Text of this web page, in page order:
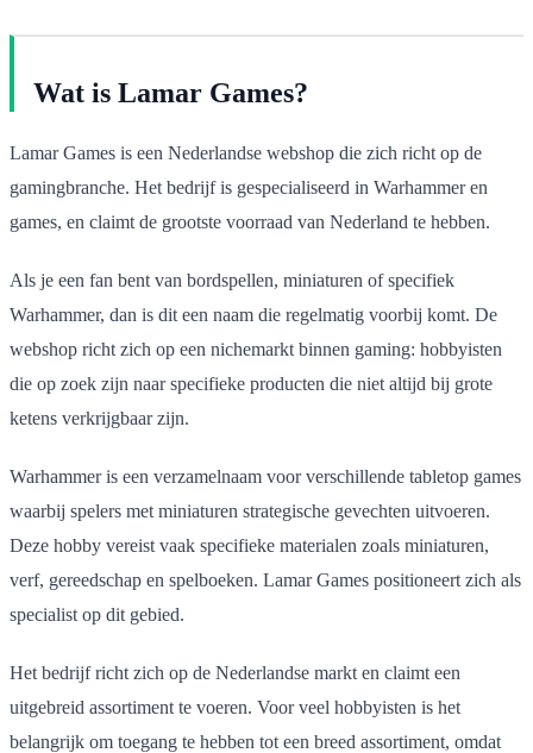
Wat is Lamar Games?
Lamar Games is een Nederlandse webshop die zich richt op de
gamingbranche. Het bedrijf is gespecialiseerd in Warhammer en
games, en claimt de grootste voorraad van Nederland te hebben.
Als je een fan bent van bordspellen, miniaturen of specifiek
Warhammer, dan is dit een naam die regelmatig voorbij komt. De
webshop richt zich op een nichemarkt binnen gaming: hobbyisten
die op zoek zijn naar specifieke producten die niet altijd bij grote
ketens verkrijgbaar zijn.
Warhammer is een verzamelnaam voor verschillende tabletop games
waarbij spelers met miniaturen strategische gevechten uitvoeren.
Deze hobby vereist vaak specifieke materialen zoals miniaturen,
verf, gereedschap en spelboeken. Lamar Games positioneert zich als
specialist op dit gebied.
Het bedrijf richt zich op de Nederlandse markt en claimt een
uitgebreid assortiment te voeren. Voor veel hobbyisten is het
belangrijk om toegang te hebben tot een breed assortiment, omdat